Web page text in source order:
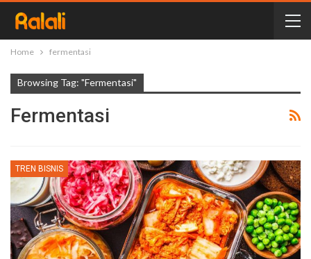
Home fermentasi
Browsing Tag: "fermentasi"
Fermentasi
TREN BISNIS